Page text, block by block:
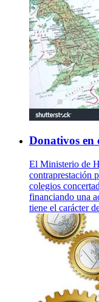
Donativos en
El Ministerio de
contraprestación
colegios
financiando una
tiene el carácter